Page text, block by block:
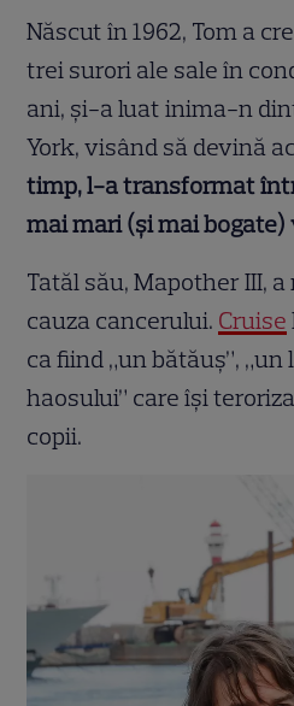
Născut în 1962, Tom a
trei surori ale sale în
ani, și-a luat inima-n
York, visând să devină
timp, l-a transformat
mai mari (și mai bogate)
Tatăl său, Mapother III,
cauza cancerului. Cruise
ca fiind „un bătăuș”, „un
haosului” care își
copii.